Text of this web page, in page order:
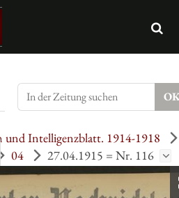
und Intelligenzblatt. 1914-1918
04 27.04.1915 = Nr. 116